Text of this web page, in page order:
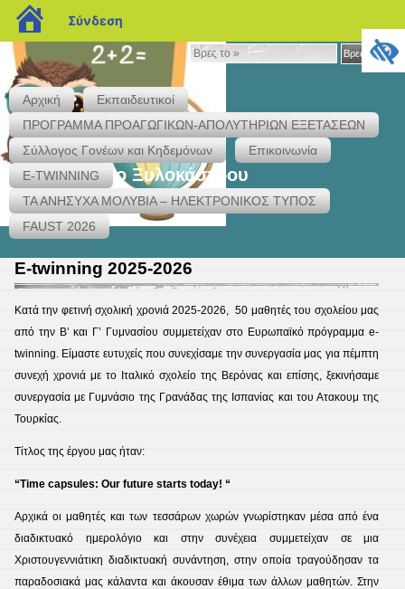
Βρες
»
Βρες το »
Αρχική
Εκπαιδευτικοί
ΠΡΟΓΡΑΜΜΑ ΠΡΟΑΓΩΓΙΚΩΝ-ΑΠΟΛΥΤΗΡΙΩΝ ΕΞΕΤΑΣΕΩΝ
Σύλλογος Γονέων και Κηδεμόνων
Επικοινωνία
E-TWINNING
ΤΑ ΑΝΗΣΥΧΑ ΜΟΛΥΒΙΑ – ΗΛΕΚΤΡΟΝΙΚΟΣ ΤΥΠΟΣ
FAUST 2026
1ο Γυμνάσιο Ξυλοκάστρου
Επιμέλεια Ιστολογίου: Αλεξία Γκράβα ΠΕ 86
E-twinning 2025-2026
Κατά την φετινή σχολική χρονιά 2025-2026, 50 μαθητές του σχολείου μας
από την Β’ και Γ’ Γυμνασίου συμμετείχαν στο Ευρωπαϊκό πρόγραμμα e-
twinning. Είμαστε ευτυχείς που συνεχίσαμε την συνεργασία μας για πέμπτη
συνεχή χρονιά με το Ιταλικό σχολείο της Βερόνας και επίσης, ξεκινήσαμε
συνεργασία με Γυμνάσιο της Γρανάδας της Ισπανίας και του Ατακουμ της
Τουρκίας.
Τίτλος της έργου μας ήταν:
“Time capsules: Our future starts today! “
Αρχικά οι μαθητές και των τεσσάρων χωρών γνωρίστηκαν μέσα από ένα
διαδικτυακό ημερολόγιο και στην συνέχεια συμμετείχαν σε μια
Χριστουγεννιάτικη διαδικτυακή συνάντηση, στην οποία τραγούδησαν τα
παραδοσιακά μας κάλαντα και άκουσαν έθιμα των άλλων μαθητών. Στην
blogs.sch.gr
Σύνδεση